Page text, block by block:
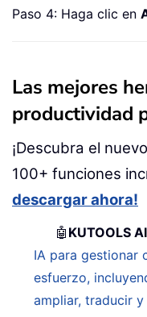
Paso 4: Haga clic en
Las mejores
productividad
¡Descubra el
100+ funciones
descargar ahora!
🤖 KUTOOLS AI
IA para gestionar
esfuerzo,
ampliar, traducir